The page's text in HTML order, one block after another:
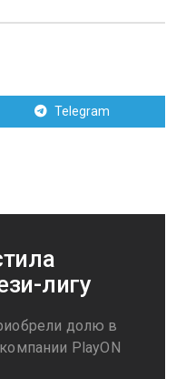
Telegram
лигу
долю в
PlayON